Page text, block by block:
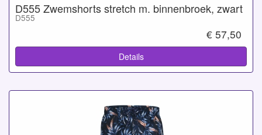
D555 Zwemshorts stretch m. binnenbroek, zwart
D555
€ 57,50
Details